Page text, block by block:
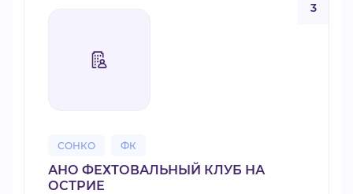
СОНКО ФК
3
АНО ФЕХТОВАЛЬНЫЙ КЛУБ НА
ОСТРИЕ